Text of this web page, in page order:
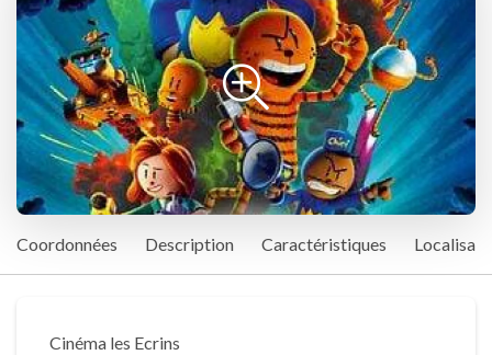
Coordonnées Description Caractéristiques
Cinéma les Ecrins